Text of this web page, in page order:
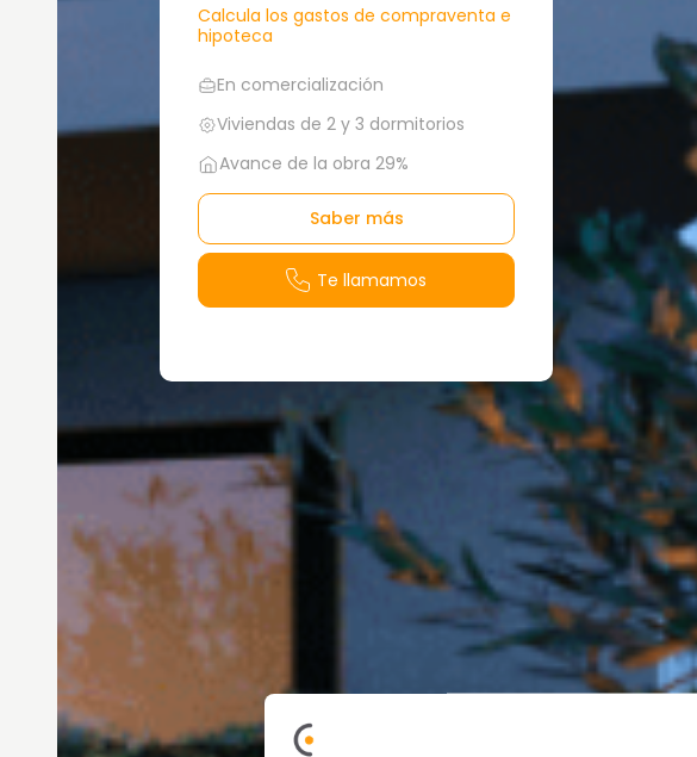
Calcula los gastos de compraventa e
hipoteca
En comercialización
Viviendas de 2 y 3 dormitorios
Avance de la obra 29%
Saber más
Te llamamos